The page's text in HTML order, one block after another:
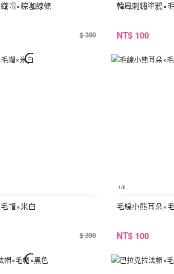
帽×棕咖線條
$ 390
韓風刺鏽塗鴉×
NT$ 100
帽×米白
$ 390
1/6
毛線小熊耳朵×
NT$ 100